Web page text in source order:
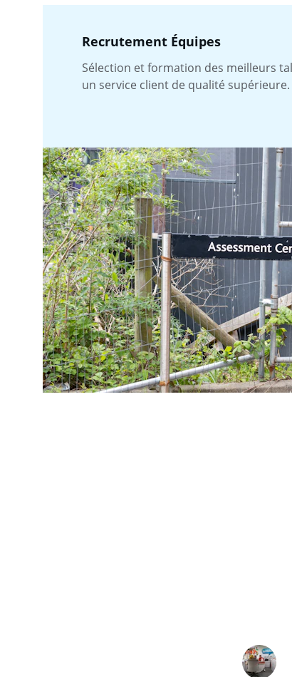
Recrutement Équipes
Sélection et formation des meilleurs
un service client de qualité supérieure.